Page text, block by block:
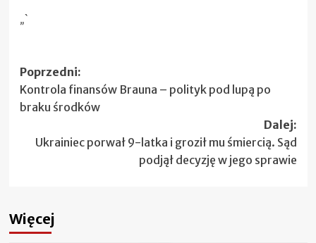
„`
Zobacz
wpisy
Poprzedni:
Kontrola finansów Brauna – polityk pod lupą po
braku środków
Dalej:
Ukrainiec porwał 9-latka i groził mu śmiercią. Sąd
podjął decyzję w jego sprawie
Więcej